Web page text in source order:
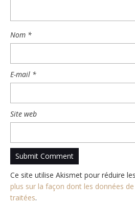
Nom *
E-mail *
Site web
Ce site utilise Akismet pour réduire
plus sur la façon dont les données
traitées.